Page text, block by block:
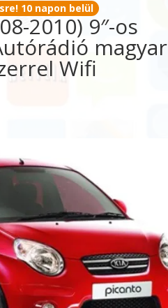
10 napon belül
2010) 9″-os
magyar
Wifi